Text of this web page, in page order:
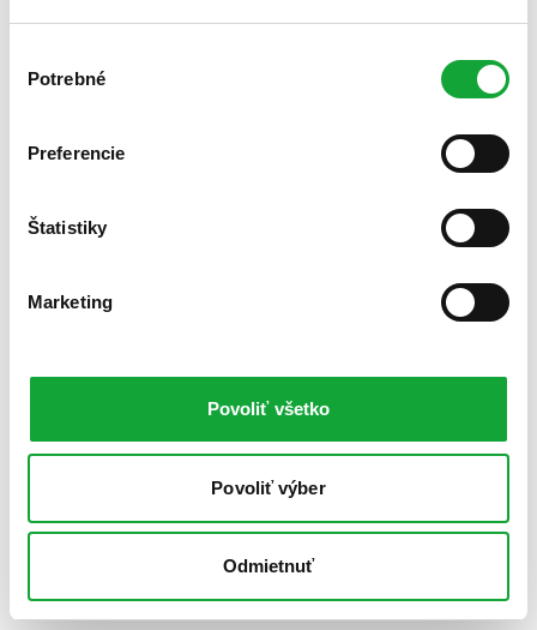
súhlasu
Potrebné
Preferencie
Štatistiky
Marketing
Povoliť všetko
Povoliť výber
Odmietnuť